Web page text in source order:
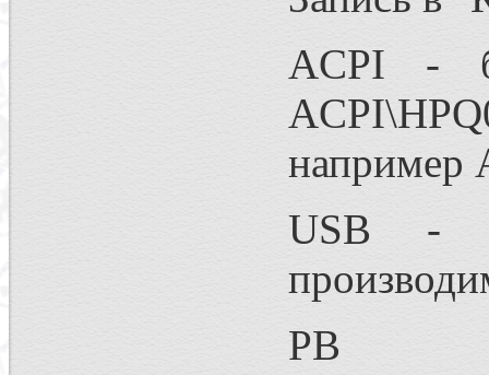
ACPI -
например
USB -